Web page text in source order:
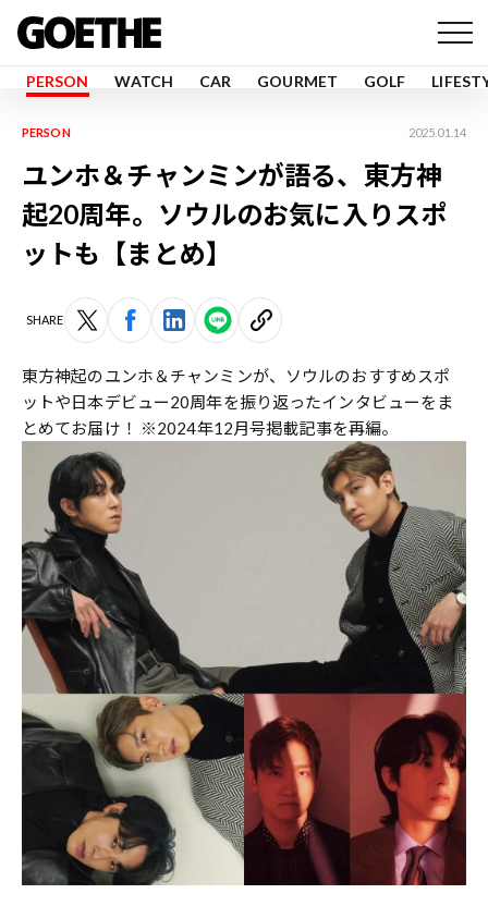
PERSON WATCH CAR GOURMET GOLF
PERSON 2025.01.14
ユンホ＆チャンミンが語る、東方神
起20周年。ソウルのお気に入りスポ
ットも【まとめ】
SHARE
東方神起のユンホ＆チャンミンが、ソウルのおすすめスポ
ットや日本デビュー20周年を振り返ったインタビューをま
とめてお届け！ ※2024年12月号掲載記事を再編。